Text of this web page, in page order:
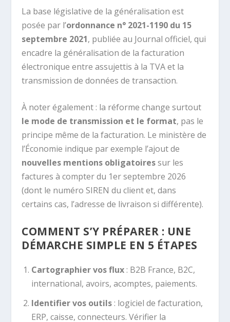
La base législative de la généralisation est
posée par l’ordonnance n° 2021-1190 du 15
septembre 2021, publiée au Journal officiel, qui
encadre la généralisation de la facturation
électronique entre assujettis à la TVA et la
transmission de données de transaction.
À noter également : la réforme change surtout
le mode de transmission et le format, pas le
principe même de la facturation. Le ministère de
l’Économie indique par exemple l’ajout de
nouvelles mentions obligatoiressur les
factures à compter du 1er septembre 2026
(dont le numéro SIREN du client et, dans
certains cas, l’adresse de livraison si différente).
COMMENT S’Y PRÉPARER : UNE
DÉMARCHE SIMPLE EN 5 ÉTAPES
Cartographier vos flux: B2B France, B2C,
international, avoirs, acomptes, paiements.
Identifier vos outils: logiciel de facturation,
ERP, caisse, connecteurs. Vérifier la